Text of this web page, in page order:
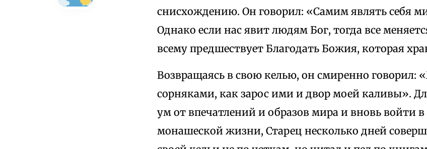
снисхождению. Он говорил: «Самим являть себя
Однако если нас явит людям Бог, тогда все
всему предшествует Благодать Божия, которая
Возвращаясь в свою келью, он смиренно говорил:
сорняками, как зарос ими и двор моей каливы».
ум от впечатлений и образов мира и вновь войти
монашеской жизни, Старец несколько дней